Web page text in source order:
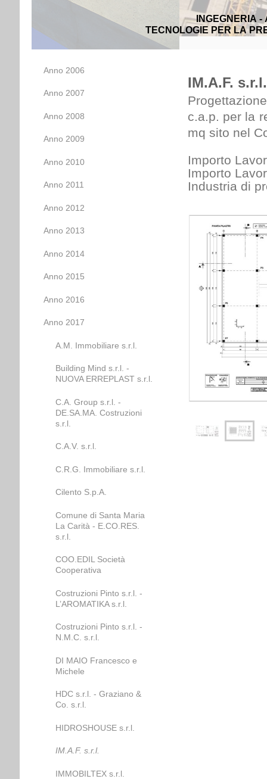
INGEGNERIA -
TECNOLOGIE PER LA
IM.A.F. s.r.l.
c.a.p. per la
mq sito nel
Importo
Importo
Industria di
Anno 2006
Anno 2007
Anno 2008
Anno 2009
Anno 2010
Anno 2011
Anno 2012
Anno 2013
Anno 2014
Anno 2015
Anno 2016
Anno 2017
A.M. Immobiliare s.r.l.
Building Mind s.r.l. -
NUOVA ERREPLAST s.r.l.
C.A. Group s.r.l. -
DE.SA.MA. Costruzioni
s.r.l.
C.A.V. s.r.l.
C.R.G. Immobiliare s.r.l.
Cilento S.p.A.
Comune di Santa Maria
La Carità - E.CO.RES.
s.r.l.
COO.EDIL Società
Cooperativa
Costruzioni Pinto s.r.l. -
L’AROMATIKA s.r.l.
Costruzioni Pinto s.r.l. -
N.M.C. s.r.l.
DI MAIO Francesco e
Michele
HDC s.r.l. - Graziano &
Co. s.r.l.
HIDROSHOUSE s.r.l.
IM.A.F. s.r.l.
IMMOBILTEX s.r.l.